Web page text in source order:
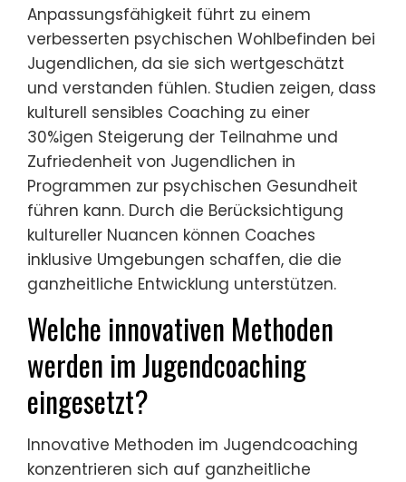
Anpassungsfähigkeit führt zu einem
verbesserten psychischen Wohlbefinden bei
Jugendlichen, da sie sich wertgeschätzt
und verstanden fühlen. Studien zeigen, dass
kulturell sensibles Coaching zu einer
30%igen Steigerung der Teilnahme und
Zufriedenheit von Jugendlichen in
Programmen zur psychischen Gesundheit
führen kann. Durch die Berücksichtigung
kultureller Nuancen können Coaches
inklusive Umgebungen schaffen, die die
ganzheitliche Entwicklung unterstützen.
Welche innovativen Methoden
werden im Jugendcoaching
eingesetzt?
Innovative Methoden im Jugendcoaching
konzentrieren sich auf ganzheitliche